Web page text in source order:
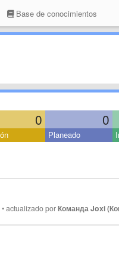
Base de conocimientos
0 0
Planeado
•actualizado porКоманда Joxi